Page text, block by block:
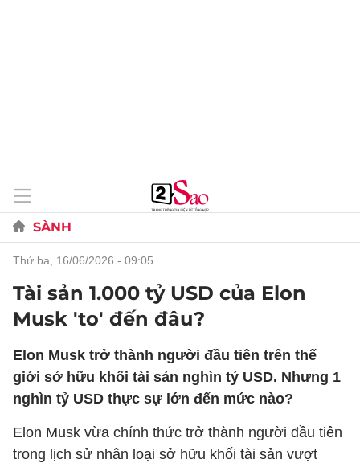
SÀNH
thứ ba, 16/06/2026 - 09:05
Tài sản 1.000 tỷ USD của Elon
Musk 'to' đến đâu?
Elon Musk trở thành người đầu tiên trên thế
giới sở hữu khối tài sản nghìn tỷ USD. Nhưng 1
nghìn tỷ USD thực sự lớn đến mức nào?
Elon Musk vừa chính thức trở thành người đầu tiên
trong lịch sử nhân loại sở hữu khối tài sản vượt